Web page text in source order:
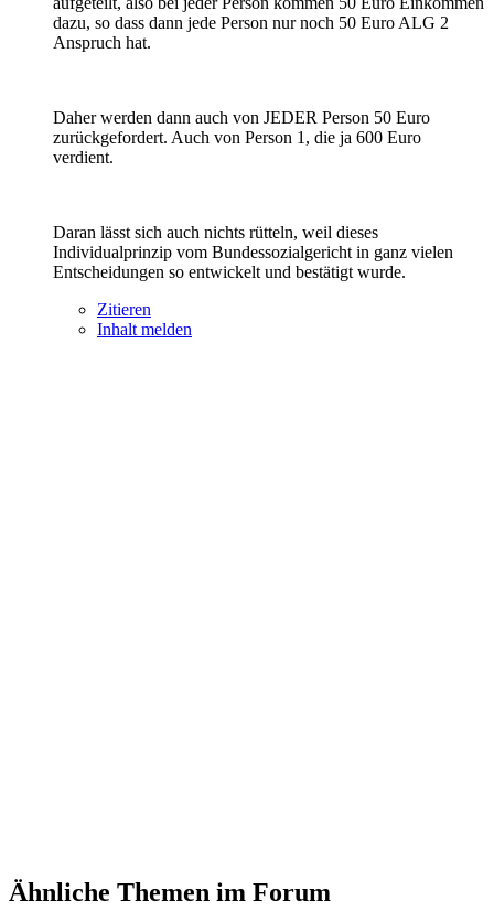
dazu, so dass dann jede Person nur noch 50 Euro ALG 2
Anspruch hat.
Daher werden dann auch von JEDER Person 50 Euro
zurückgefordert. Auch von Person 1, die ja 600 Euro
verdient.
Daran lässt sich auch nichts rütteln, weil dieses
Individualprinzip vom Bundessozialgericht in ganz vielen
Entscheidungen so entwickelt und bestätigt wurde.
Zitieren
Inhalt melden
Ähnliche Themen im Forum